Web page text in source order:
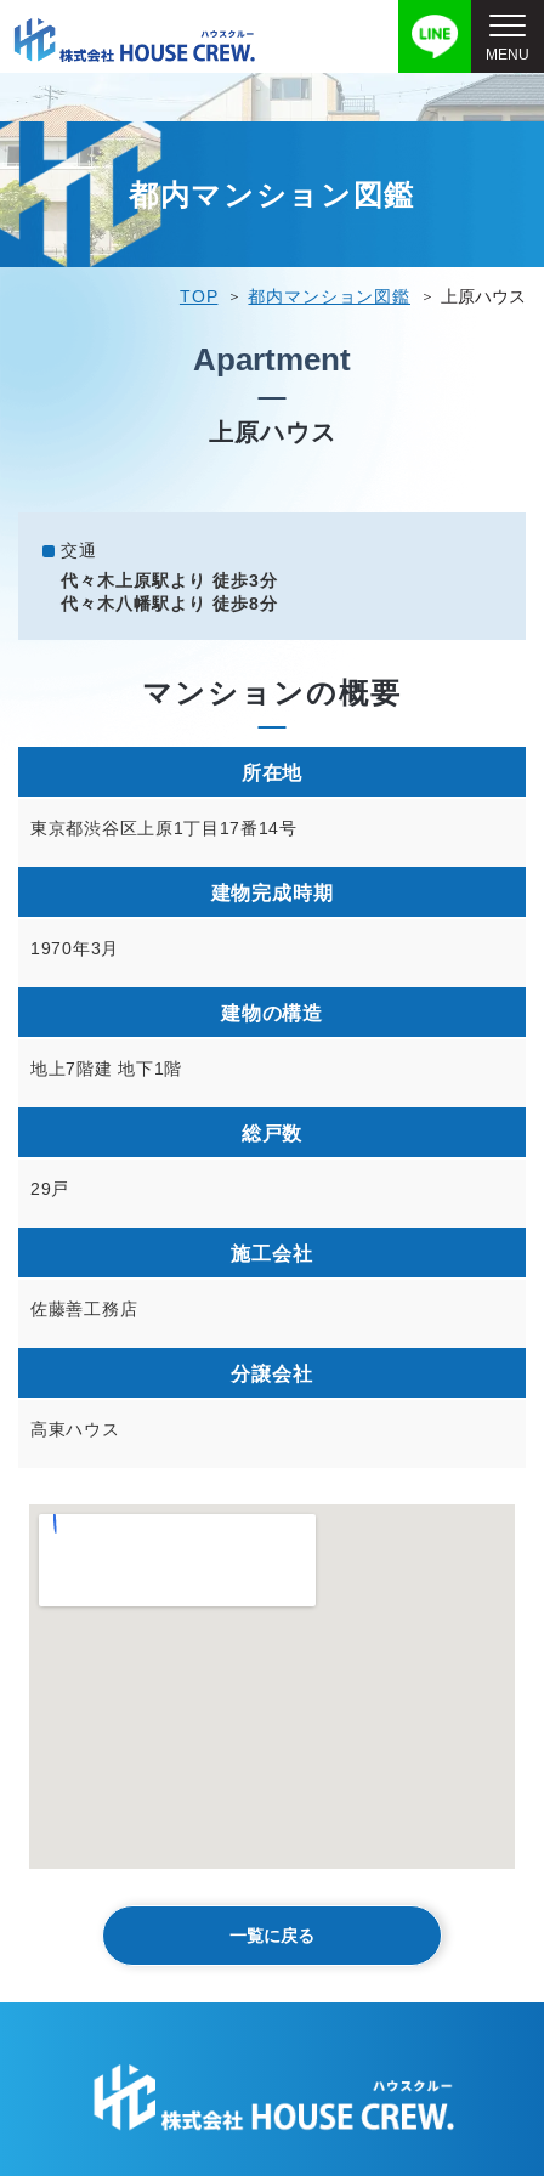
都内マンション図鑑
TOP 都内マンション図鑑 上原ハウス
Apartment
上原ハウス
交通
代々木上原駅より 徒歩3分
代々木八幡駅より 徒歩8分
マンションの概要
所在地
東京都渋谷区上原1丁目17番14号
建物完成時期
1970年3月
建物の構造
地上7階建 地下1階
総戸数
29戸
施工会社
佐藤善工務店
分譲会社
高東ハウス
一覧に戻る